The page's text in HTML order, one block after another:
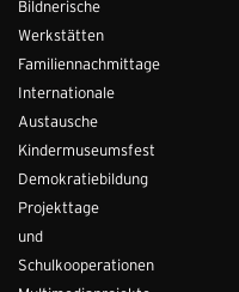
Bildnerische
Werkstätten
Familiennachmittage
Internationale
Austausche
Kindermuseumsfest
Demokratiebildung
Projekttage
und
Schulkooperationen